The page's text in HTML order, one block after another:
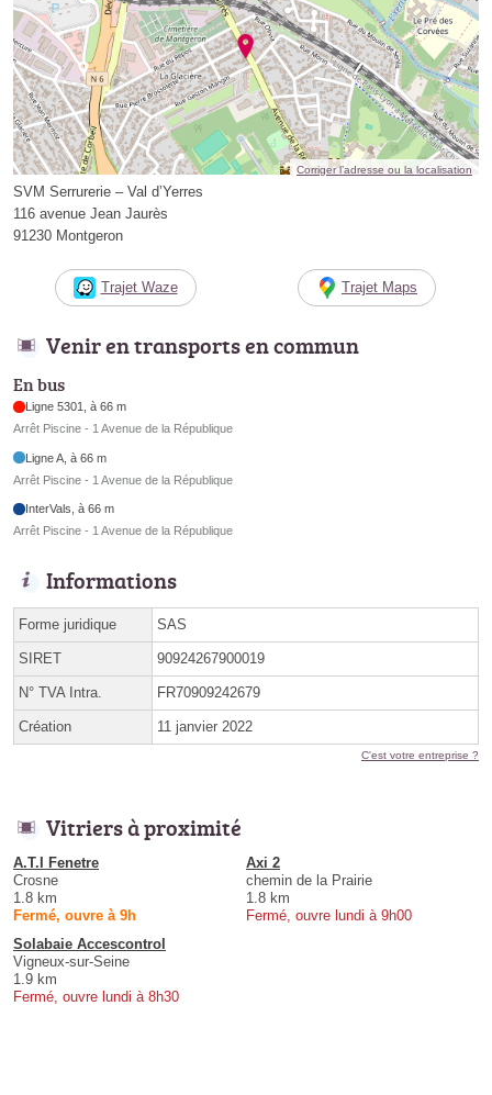
Corriger l’adresse ou la localisation
SVM Serrurerie – Val d’Yerres
116 avenue Jean Jaurès
91230 Montgeron
Trajet Waze Trajet Maps
Venir en transports en commun
En bus
Ligne 5301, à 66 m
Arrêt Piscine - 1 Avenue de la République
Ligne A, à 66 m
Arrêt Piscine - 1 Avenue de la République
InterVals, à 66 m
Arrêt Piscine - 1 Avenue de la République
Informations
Forme juridique SAS
SIRET 90924267900019
N° TVA Intra. FR70909242679
Création 11 janvier 2022
C'est votre entreprise ?
Vitriers à proximité
A.T.I Fenetre
Crosne
1.8 km
Fermé, ouvre à 9h
Axi 2
chemin de la Prairie
1.8 km
Fermé, ouvre lundi à 9h00
Solabaie Accescontrol
Vigneux-sur-Seine
1.9 km
Fermé, ouvre lundi à 8h30